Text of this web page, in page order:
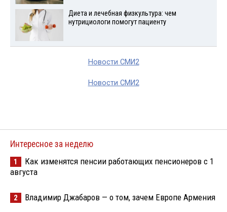
Диета и лечебная физкультура: чем
нутрициологи помогут пациенту
Новости СМИ2
Новости СМИ2
Интересное за неделю
1
Как изменятся пенсии работающих пенсионеров с 1
августа
2 Владимир Джабаров — о том, зачем Европе Армения